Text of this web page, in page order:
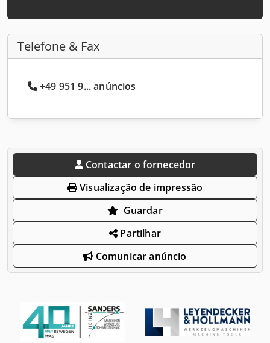
Telefone & Fax
+49 951 9... anúncios
Contactar o fornecedor
Visualização de impressão
Guardar
Partilhar
Comunicar anúncio